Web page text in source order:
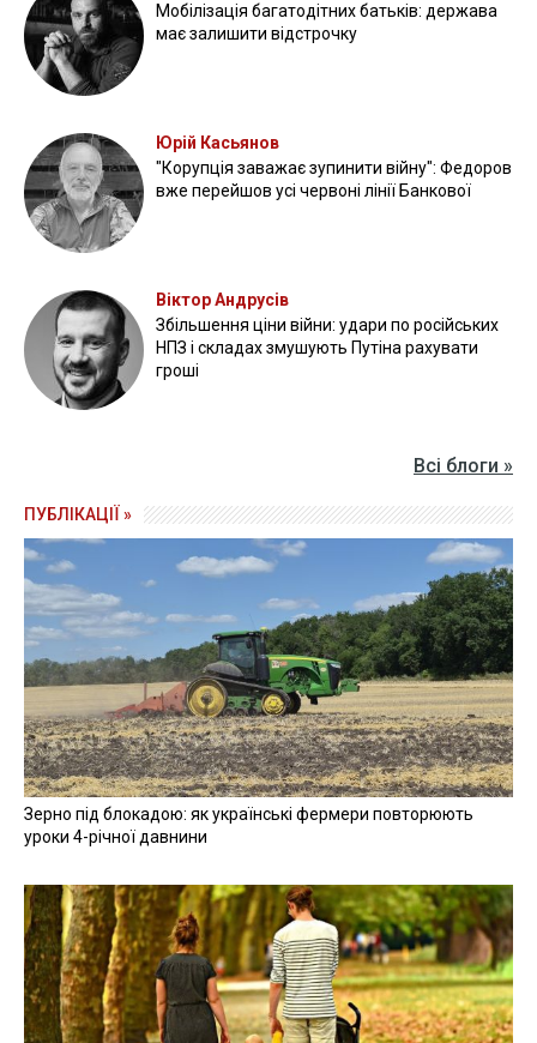
Мобілізація багатодітних батьків: держава
має залишити відстрочку
Юрій Касьянов
"Корупція заважає зупинити війну": Федоров
вже перейшов усі червоні лінії Банкової
Віктор Андрусів
Збільшення ціни війни: удари по російських
НПЗ і складах змушують Путіна рахувати
гроші
Всі блоги »
ПУБЛІКАЦІЇ »
Зерно під блокадою: як українські фермери повторюють
уроки 4-річної давнини